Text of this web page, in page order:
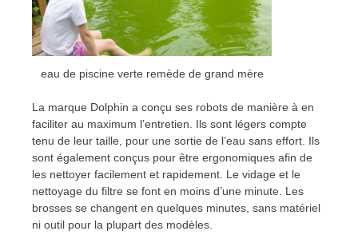
eau de piscine verte remède de grand mère
La marque Dolphin a conçu ses robots de manière à en
faciliter au maximum l’entretien. Ils sont légers compte
tenu de leur taille, pour une sortie de l’eau sans effort. Ils
sont également conçus pour être ergonomiques afin de
les nettoyer facilement et rapidement. Le vidage et le
nettoyage du filtre se font en moins d’une minute. Les
brosses se changent en quelques minutes, sans matériel
ni outil pour la plupart des modèles.